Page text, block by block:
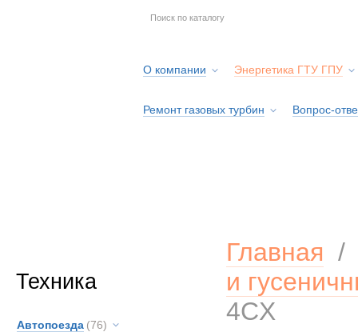
О компании Энергетика ГТУ ГПУ
Ремонт газовых турбин Вопрос-
Техника
Автопоезда (76)
Главная
и
4CX